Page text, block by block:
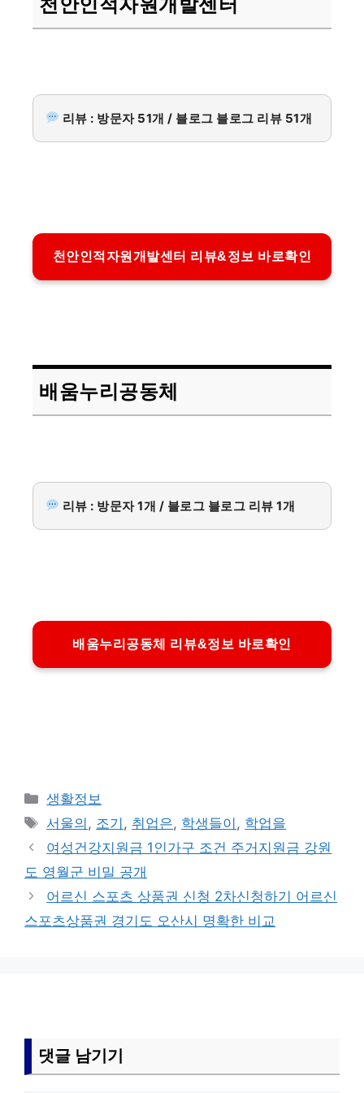
리뷰 : 방문자 51개 / 블로그 블로그 리뷰 51개
천안인적자원개발센터 리뷰&정보 바로확인
배움누리공동체
리뷰 : 방문자 1개 / 블로그 블로그 리뷰 1개
배움누리공동체 리뷰&정보 바로확인
카
테
리
생활정보
태
그
서울의 , 조기 , 취업은, 학생들이 , 학업을
여성건강지원금 1인가구 조건 주거지원금 강원
도 영월군 비밀 공개
어르신 스포츠 상품권 신청 2차신청하기 어르신
스포츠상품권 경기도 오산시 명확한 비교
댓글 남기기